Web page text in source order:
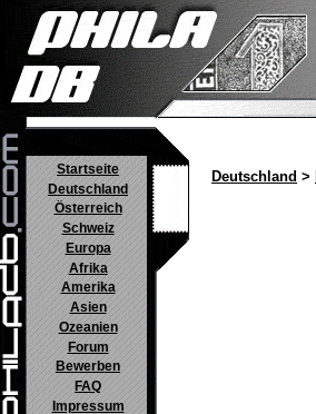
Startseite
Deutschland
Österreich
Schweiz
Europa
Afrika
Amerika
Asien
Ozeanien
Forum
Bewerben
FAQ
Impressum
Deutschland >